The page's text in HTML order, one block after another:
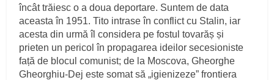
încât trăiesc o a doua deportare. Suntem de data
aceasta în 1951. Tito intrase în conflict cu Stalin, iar
acesta din urmă îl considera pe fostul tovarăș și
prieten un pericol în propagarea ideilor secesioniste
față de blocul comunist; de la Moscova, Gheorghe
Gheorghiu-Dej este somat să „igienizeze” frontiera